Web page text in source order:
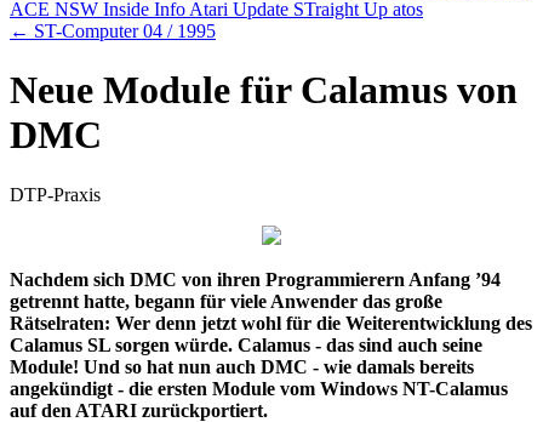
ACE NSW Inside Info Atari Update STraight Up atos
← ST-Computer 04 / 1995
Neue Module für Calamus von
DMC
DTP-Praxis
Nachdem sich DMC von ihren Programmierern Anfang ’94
getrennt hatte, begann für viele Anwender das große
Rätselraten: Wer denn jetzt wohl für die Weiterentwicklung des
Calamus SL sorgen würde. Calamus - das sind auch seine
Module! Und so hat nun auch DMC - wie damals bereits
angekündigt - die ersten Module vom Windows NT-Calamus
auf den ATARI zurückportiert.